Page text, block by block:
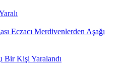
Eczacı Merdivenlerden Aşağı
Bir Kişi Yaralandı